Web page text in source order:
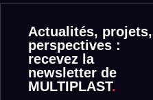
Actualités, projets,
perspectives :
recevez la
newsletter de
MULTIPLAST.